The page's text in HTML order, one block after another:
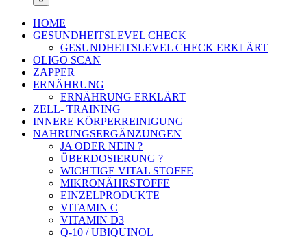
HOME
GESUNDHEITSLEVEL CHECK
GESUNDHEITSLEVEL CHECK ERKLÄRT
OLIGO SCAN
ZAPPER
ERNÄHRUNG
ERNÄHRUNG ERKLÄRT
ZELL- TRAINING
INNERE KÖRPERREINIGUNG
NAHRUNGSERGÄNZUNGEN
JA ODER NEIN ?
ÜBERDOSIERUNG ?
WICHTIGE VITAL STOFFE
MIKRONÄHRSTOFFE
EINZELPRODUKTE
VITAMIN C
VITAMIN D3
Q-10 / UBIQUINOL